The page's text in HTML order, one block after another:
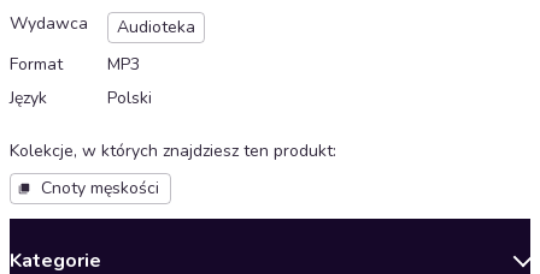
Wydawca
Audioteka
Format
MP3
Język
Polski
Kolekcje, w których znajdziesz ten produkt:
Cnoty męskości
Kategorie